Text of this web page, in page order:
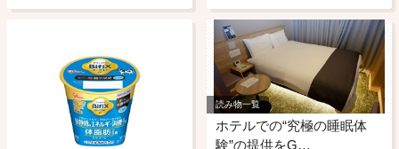
読み物一覧
ホテルでの“究極の睡眠体
験”の提供をG…